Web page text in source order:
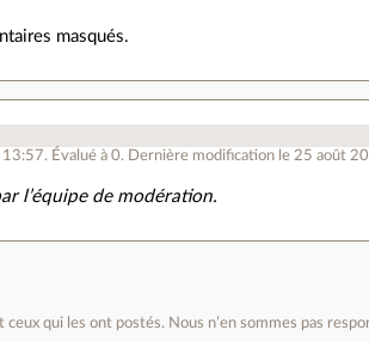
masqués.
13:57. Évalué à0. Dernière modification le 25 août
l’équipe de modération.
qui les ont postés. Nous n’en sommes pas